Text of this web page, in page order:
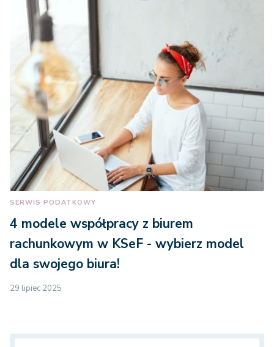
SERWIS PODATKOWY
4 modele współpracy z biurem
rachunkowym w KSeF - wybierz model
dla swojego biura!
29 lipiec 2025